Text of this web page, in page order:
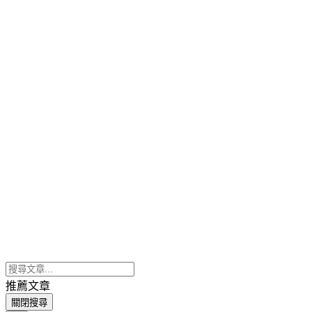
推薦文章
關閉搜尋